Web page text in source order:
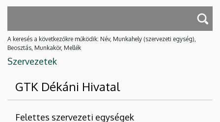
A keresés a következőkre működik: Név, Munkahely (szervezeti egység),
Beosztás, Munkakör, Mellék
Szervezetek
GTK Dékáni Hivatal
Felettes szervezeti egységek